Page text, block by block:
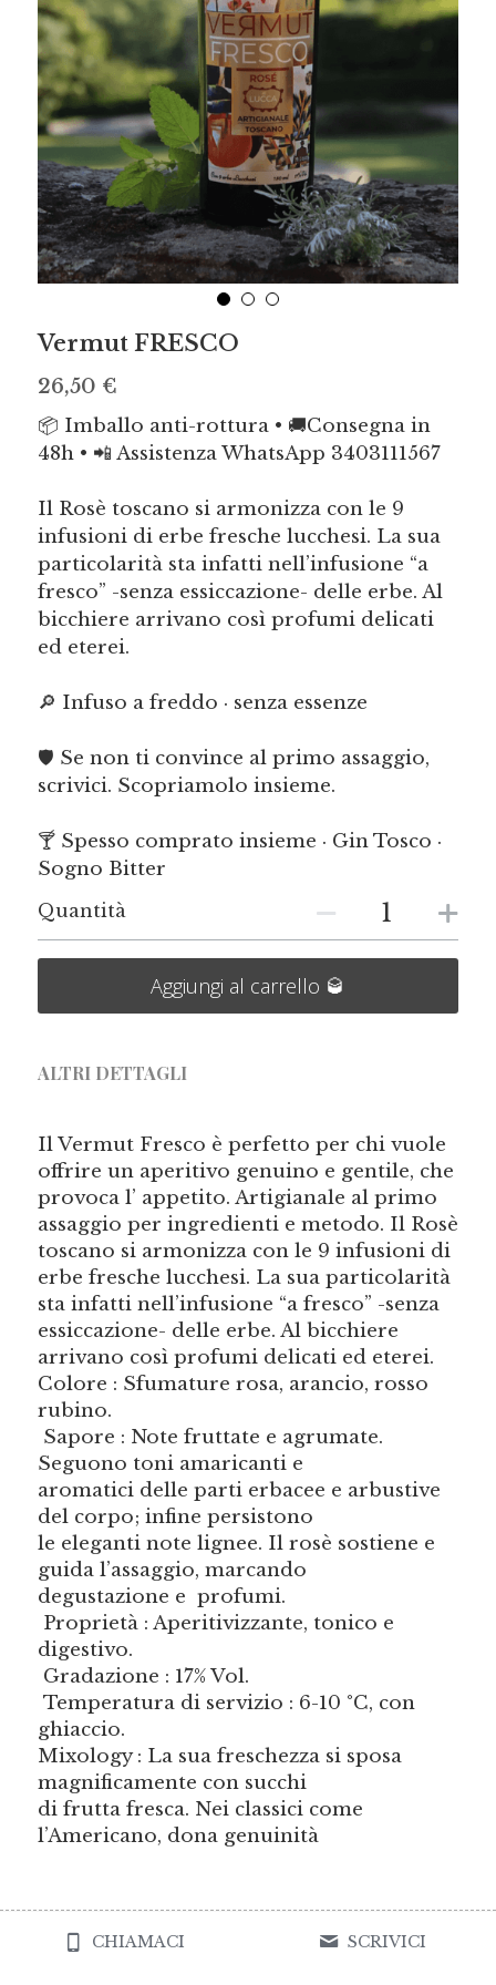
Vermut FRESCO
26,50 €
📦 Imballo anti-rottura • 🚚Consegna in
48h • 📲 Assistenza WhatsApp 3403111567
Il Rosè toscano si armonizza con le 9
infusioni di erbe fresche lucchesi. La sua
particolarità sta infatti nell’infusione “a
fresco” -senza essiccazione- delle erbe. Al
bicchiere arrivano così profumi delicati
ed eterei.
🔎 Infuso a freddo · senza essenze
🛡️ Se non ti convince al primo assaggio,
scrivici. Scopriamolo insieme.
🍸 Spesso comprato insieme · Gin Tosco ·
Sogno Bitter
Quantità
Aggiungi al carrello 🥃
ALTRI DETTAGLI
Il Vermut Fresco è perfetto per chi vuole
offrire un aperitivo genuino e gentile, che
provoca l’ appetito. Artigianale al primo
assaggio per ingredienti e metodo. Il Rosè
toscano si armonizza con le 9 infusioni di
erbe fresche lucchesi. La sua particolarità
sta infatti nell’infusione “a fresco” -senza
essiccazione- delle erbe. Al bicchiere
arrivano così profumi delicati ed eterei.
Colore : Sfumature rosa, arancio, rosso
rubino.
Sapore : Note fruttate e agrumate.
Seguono toni amaricanti e
aromatici delle parti erbacee e arbustive
del corpo; infine persistono
le eleganti note lignee. Il rosè sostiene e
guida l’assaggio, marcando
degustazione e  profumi.
Proprietà : Aperitivizzante, tonico e
digestivo.
Gradazione : 17% Vol.
Temperatura di servizio : 6-10 °C, con
ghiaccio.
Mixology : La sua freschezza si sposa
magnificamente con succhi
di frutta fresca. Nei classici come
l’Americano, dona genuinità
CHIAMACI SCRIVICI